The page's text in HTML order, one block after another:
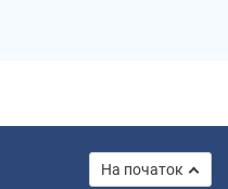
На початок